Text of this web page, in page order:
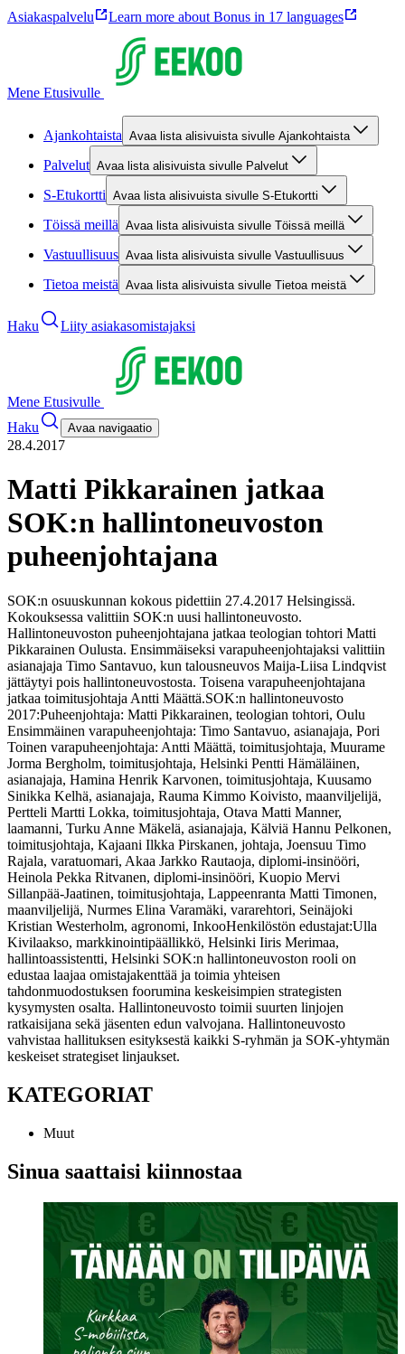
Asiakaspalvelu Learn more about Bonus in 17 languages
Mene Etusivulle
Ajankohtaista Avaa lista alisivuista sivulle Ajankohtaista
Palvelut Avaa lista alisivuista sivulle Palvelut
S-Etukortti Avaa lista alisivuista sivulle S-Etukortti
Töissä meillä Avaa lista alisivuista sivulle Töissä meillä
Vastuullisuus Avaa lista alisivuista sivulle Vastuullisuus
Tietoa meistä Avaa lista alisivuista sivulle Tietoa meistä
Haku Liity asiakasomistajaksi
Mene Etusivulle
Haku
Avaa navigaatio
28.4.2017
Matti Pikkarainen jatkaa
SOK:n hallintoneuvoston
puheenjohtajana
SOK:n osuuskunnan kokous pidettiin 27.4.2017 Helsingissä.
Kokouksessa valittiin SOK:n uusi hallintoneuvosto.
Hallintoneuvoston puheenjohtajana jatkaa teologian tohtori Matti
Pikkarainen Oulusta. Ensimmäiseksi varapuheenjohtajaksi valittiin
asianajaja Timo Santavuo, kun talousneuvos Maija-Liisa Lindqvist
jättäytyi pois hallintoneuvostosta. Toisena varapuheenjohtajana
jatkaa toimitusjohtaja Antti Määttä.SOK:n hallintoneuvosto
2017:Puheenjohtaja: Matti Pikkarainen, teologian tohtori, Oulu
Ensimmäinen varapuheenjohtaja: Timo Santavuo, asianajaja, Pori
Toinen varapuheenjohtaja: Antti Määttä, toimitusjohtaja, Muurame
Jorma Bergholm, toimitusjohtaja, Helsinki Pentti Hämäläinen,
asianajaja, Hamina Henrik Karvonen, toimitusjohtaja, Kuusamo
Sinikka Kelhä, asianajaja, Rauma Kimmo Koivisto, maanviljelijä,
Pertteli Martti Lokka, toimitusjohtaja, Otava Matti Manner,
laamanni, Turku Anne Mäkelä, asianajaja, Kälviä Hannu Pelkonen,
toimitusjohtaja, Kajaani Ilkka Pirskanen, johtaja, Joensuu Timo
Rajala, varatuomari, Akaa Jarkko Rautaoja, diplomi-insinööri,
Heinola Pekka Ritvanen, diplomi-insinööri, Kuopio Mervi
Sillanpää-Jaatinen, toimitusjohtaja, Lappeenranta Matti Timonen,
maanviljelijä, Nurmes Elina Varamäki, vararehtori, Seinäjoki
Kristian Westerholm, agronomi, InkooHenkilöstön edustajat:Ulla
Kivilaakso, markkinointipäällikkö, Helsinki Iiris Merimaa,
hallintoassistentti, Helsinki SOK:n hallintoneuvoston rooli on
edustaa laajaa omistajakenttää ja toimia yhteisen
tahdonmuodostuksen foorumina keskeisimpien strategisten
kysymysten osalta. Hallintoneuvosto toimii suurten linjojen
ratkaisijana sekä jäsenten edun valvojana. Hallintoneuvosto
vahvistaa hallituksen esityksestä kaikki S-ryhmän ja SOK-yhtymän
keskeiset strategiset linjaukset.
KATEGORIAT
Muut
Sinua saattaisi kiinnostaa